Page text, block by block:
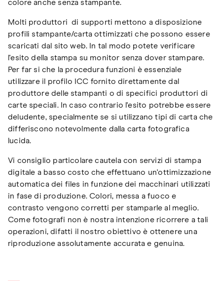
colore anche senza stampante.
Molti produttori di supporti mettono a disposizione
profili stampante/carta ottimizzati che possono essere
scaricati dal sito web. In tal modo potete verificare
l'esito della stampa su monitor senza dover stampare.
Per far si che la procedura funzioni è essenziale
utilizzare il profilo ICC fornito direttamente dal
produttore delle stampanti o di specifici produttori di
carte speciali. In caso contrario l'esito potrebbe essere
deludente, specialmente se si utilizzano tipi di carta che
differiscono notevolmente dalla carta fotografica
lucida.
Vi consiglio particolare cautela con servizi di stampa
digitale a basso costo che effettuano un'ottimizzazione
automatica dei files in funzione dei macchinari utilizzati
in fase di produzione. Colori, messa a fuoco e
contrasto vengono corretti per stamparle al meglio.
Come fotografi non è nostra intenzione ricorrere a tali
operazioni, difatti il nostro obiettivo è ottenere una
riproduzione assolutamente accurata e genuina.